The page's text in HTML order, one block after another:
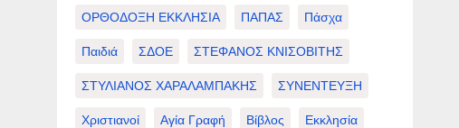
ΟΡΘΟΔΟΞΗ ΕΚΚΛΗΣΙΑ ΠΑΠΑΣ Πάσχα
Παιδιά ΣΔΟΕ ΣΤΕΦΑΝΟΣ ΚΝΙΣΟΒΙΤΗΣ
ΣΤΥΛΙΑΝΟΣ ΧΑΡΑΛΑΜΠΑΚΗΣ ΣΥΝΕΝΤΕΥΞΗ
Χριστιανοί Αγία Γραφή Βίβλος Εκκλησία